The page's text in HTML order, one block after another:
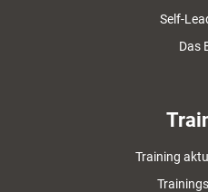
Self-
Das
Training